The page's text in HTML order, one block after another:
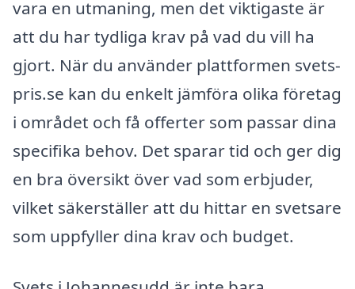
vara en utmaning, men det viktigaste är
att du har tydliga krav på vad du vill ha
gjort. När du använder plattformen svets-
pris.se kan du enkelt jämföra olika företag
i området och få offerter som passar dina
specifika behov. Det sparar tid och ger dig
en bra översikt över vad som erbjuder,
vilket säkerställer att du hittar en svetsare
som uppfyller dina krav och budget.